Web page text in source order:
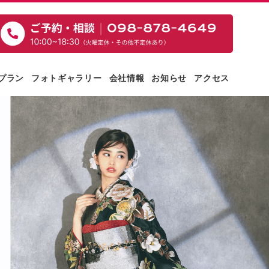
ラン フォトギャラリー 会社情報 お知らせ アクセス